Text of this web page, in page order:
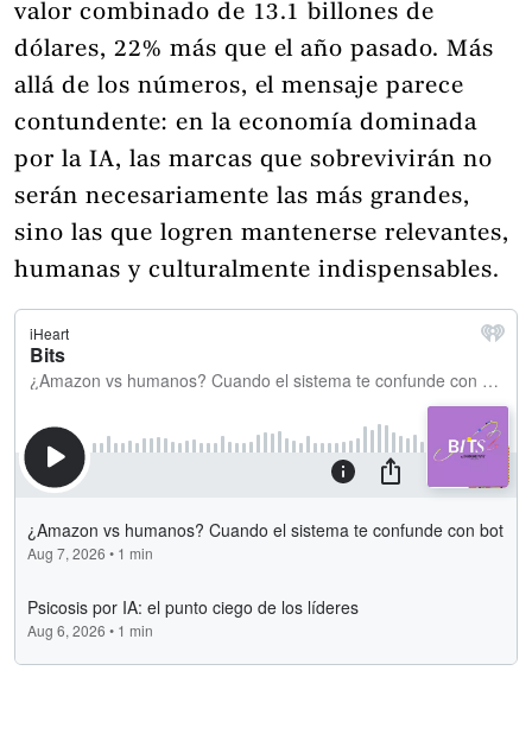
valor combinado de 13.1 billones de
dólares, 22% más que el año pasado. Más
allá de los números, el mensaje parece
contundente: en la economía dominada
por la IA, las marcas que sobrevivirán no
serán necesariamente las más grandes,
sino las que logren mantenerse relevantes,
humanas y culturalmente indispensables.